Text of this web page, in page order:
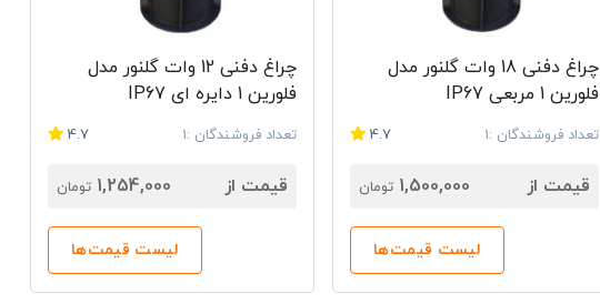
چراغ دفنی 18 وات گلنور مدل
فلورین 1 مربعی IP67
تعداد فروشندگان :1 4.7
قیمت از 1,500,000 تومان
لیست قیمت‌ها
چراغ دفنی 12 وات گلنور مدل
فلورین 1 دایره ای IP67
تعداد فروشندگان :1 4.7
قیمت از 1,254,000 تومان
لیست قیمت‌ها